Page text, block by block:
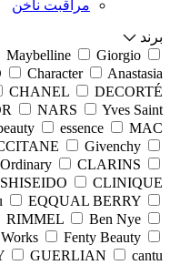
مراقبت ناخن
برند
Maybelline
Giorgio
Character
Anastasia
CHANEL
DECORTÉ
NARS
Yves Saint
essence
MAC
Givenchy
Ordinary
CLARINS
SHISEIDO
CLINIQUE
EQQUAL BERRY
RIMMEL
Ben Nye
Fenty Beauty
GUERLIAN
cantu